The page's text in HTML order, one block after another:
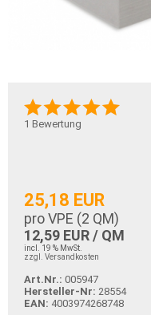
1 Bewertung
25,18 EUR
pro VPE (2 QM)
12,59 EUR / QM
incl. 19 % MwSt.
zzgl. Versandkosten
Art.Nr.: 005947
Hersteller-Nr: 28554
EAN: 4003974268748